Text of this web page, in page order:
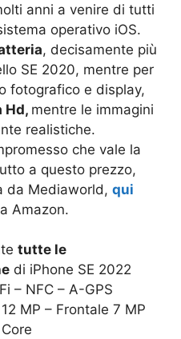
anni a venire di tutti
operativo iOS.
, decisamente più
SE 2020, mentre per
fotografico e display,
Hd, mentre le immagini
realistiche.
che vale la
a questo prezzo,
da Mediaworld, qui
Amazon.
tutte le
di iPhone SE 2022
– NFC – A-GPS
MP – Frontale 7 MP